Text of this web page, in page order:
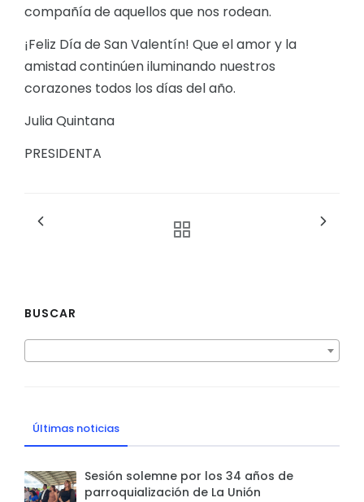
compañía de aquellos que nos rodean.
¡Feliz Día de San Valentín! Que el amor y la
amistad continúen iluminando nuestros
corazones todos los días del año.
Julia Quintana
PRESIDENTA
BUSCAR
Últimas noticias
Sesión solemne por los 34 años de
parroquialización de La Unión